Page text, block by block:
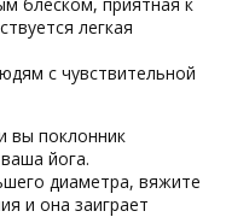
легкая
с чувствительной
вы поклонник
йога.
диаметра, вяжите
и она заиграет